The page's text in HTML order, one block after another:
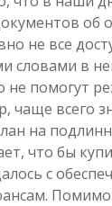
об
не все
словами в
помогут
чаще всего
на
что бы
с
Помимо